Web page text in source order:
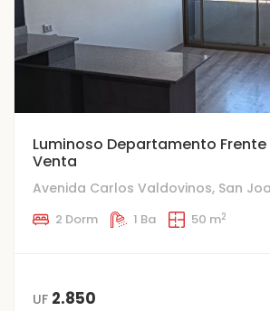
Luminoso Departamento Frente
Venta
Avenida Carlos Valdovinos, San
2 Dorm 1 Ba 50 m2
UF 2.850